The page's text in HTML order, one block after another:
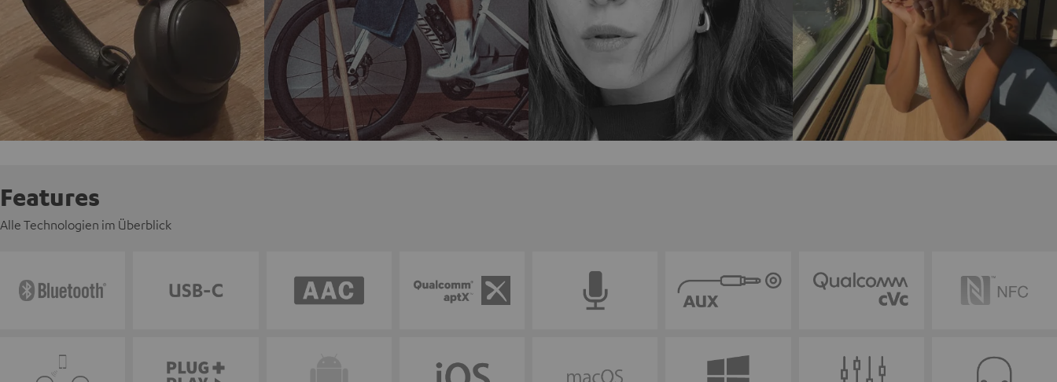
Features
Alle Technologien im Überblick